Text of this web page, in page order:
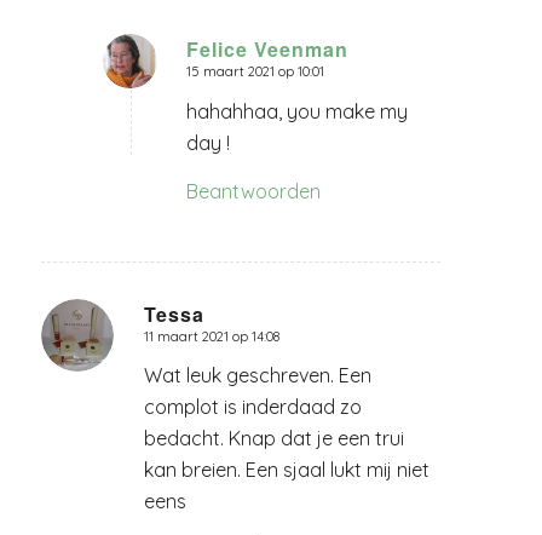
Felice Veenman
zegt:
15 maart 2021 op 10:01
hahahhaa, you make my
day !
Beantwoorden
Tessa
zegt:
11 maart 2021 op 14:08
Wat leuk geschreven. Een
complot is inderdaad zo
bedacht. Knap dat je een trui
kan breien. Een sjaal lukt mij niet
eens